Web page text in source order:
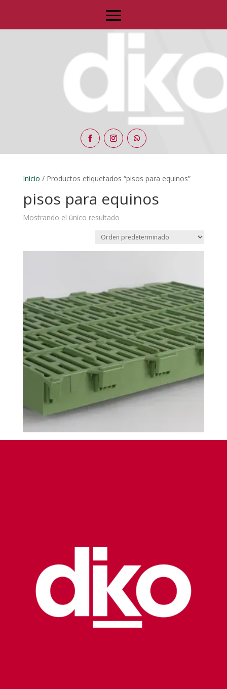
Inicio / Productos etiquetados “pisos para equinos”
pisos para equinos
Mostrando el único resultado